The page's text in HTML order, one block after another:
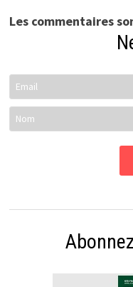
Les commentaires